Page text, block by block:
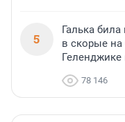
5
Галька
в скорые на
78 146